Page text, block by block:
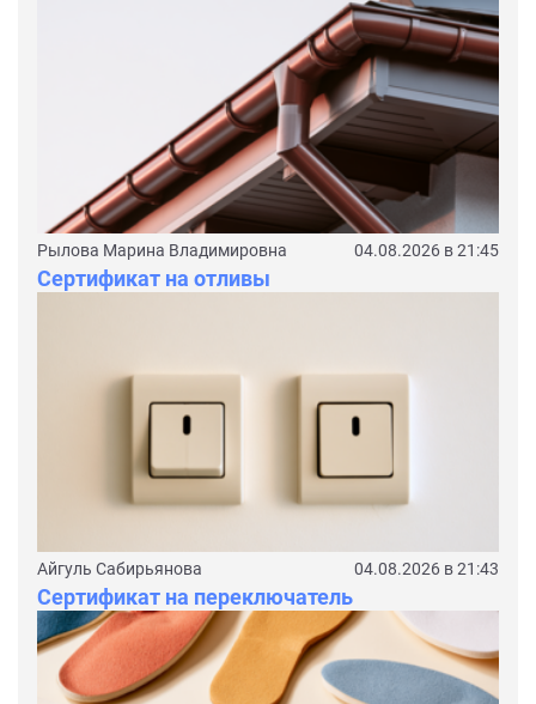
Рылова Марина Владимировна 04.08.2026 в 21:45
Сертификат на отливы
Айгуль Сабирьянова 04.08.2026 в 21:43
Сертификат на переключатель